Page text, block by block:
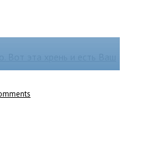
Вот эта хрень и есть Ваш